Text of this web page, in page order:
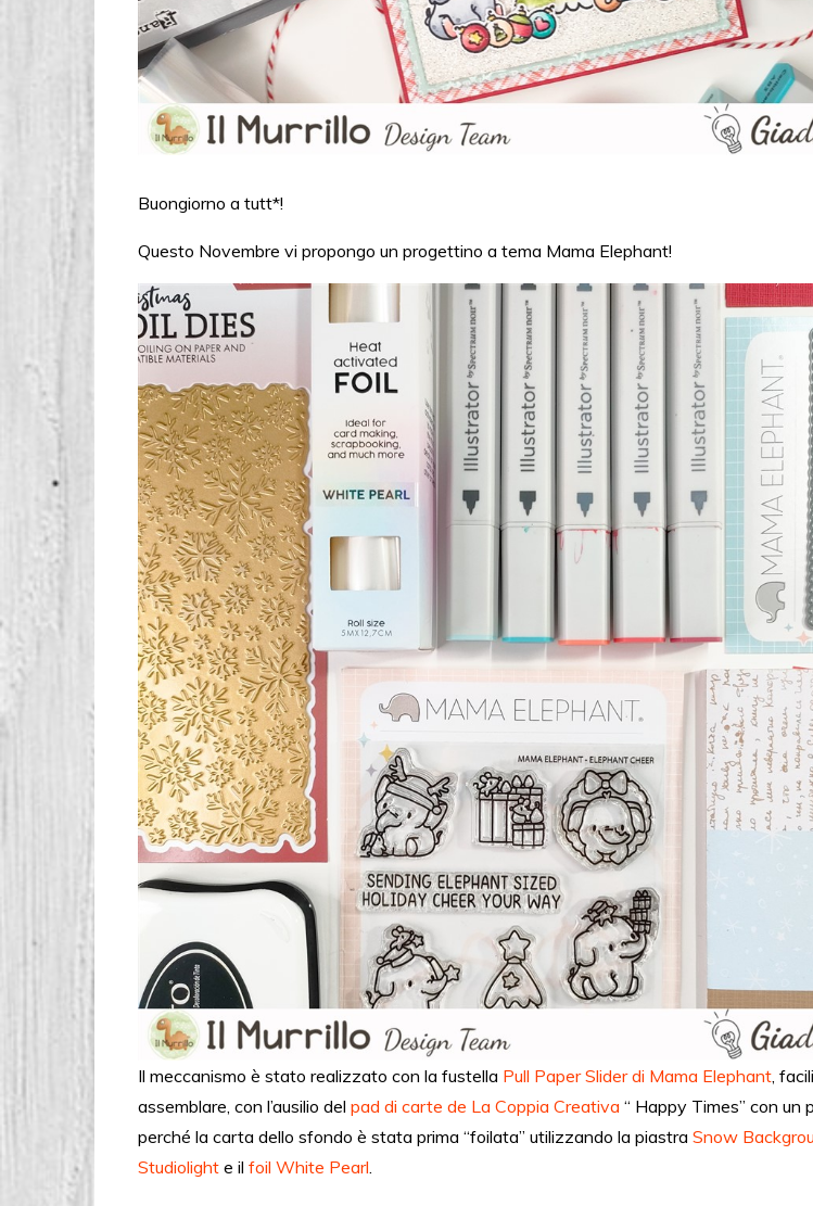
Buongiorno a tutt*!
Questo Novembre vi propongo un progettino a tema Mama Elephant!
Il meccanismo è stato realizzato con la fustella Pull Paper Slider di Mama Elephant,
assemblare, con l’ausilio del pad di carte de La Coppia Creativa “ Happy Times” con un
perché la carta dello sfondo è stata prima “foilata” utilizzando la piastra Snow
Studiolight e il foil White Pearl.